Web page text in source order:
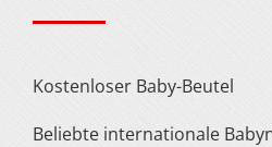
Kostenloser Baby-Beutel
Beliebte internationale